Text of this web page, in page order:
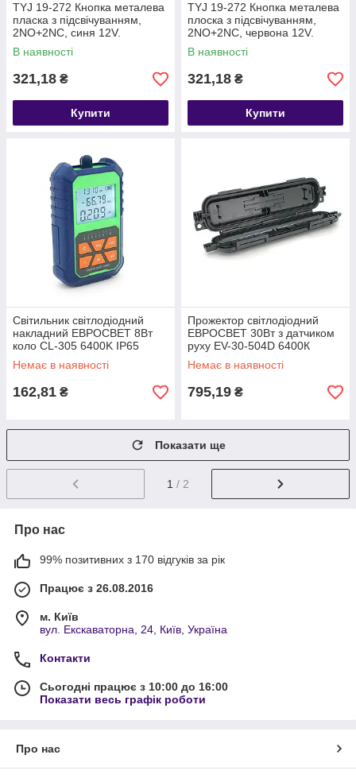
TYJ 19-272 Кнопка металева
пласка з підсвічуванням,
2NO+2NC, синя 12V.
В наявності
321,18 ₴
Купити
TYJ 19-272 Кнопка металева
плоска з підсвічуванням,
2NO+2NC, червона 12V.
В наявності
321,18 ₴
Купити
Світильник світлодіодний
накладний ЕВРОСВЕТ 8Вт
коло CL-305 6400K IP65
Немає в наявності
162,81 ₴
Прожектор світлодіодний
ЕВРОСВЕТ 30Вт з датчиком
руху EV-30-504D 6400К
Немає в наявності
795,19 ₴
Показати ще
1 / 2
Про нас
99% позитивних з 170 відгуків за рік
Працює з 26.08.2016
м. Київ
вул. Екскаваторна, 24, Київ, Україна
Контакти
Сьогодні працює з 10:00 до 16:00
Показати весь графік роботи
Про нас